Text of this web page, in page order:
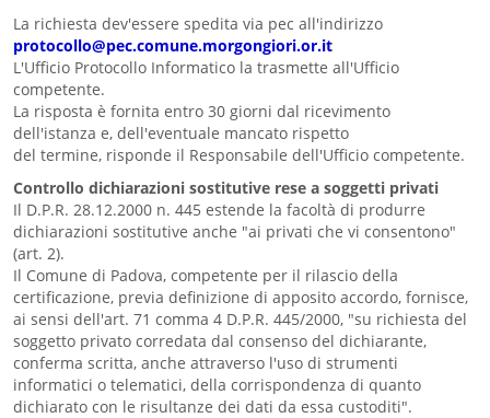
La richiesta dev'essere spedita via pec all'indirizzo
protocollo@pec.comune.morgongiori.or.it
L'Ufficio Protocollo Informatico la trasmette all'Ufficio
competente.
La risposta è fornita entro 30 giorni dal ricevimento
dell'istanza e, dell'eventuale mancato rispetto
del termine, risponde il Responsabile dell'Ufficio competente.
Controllo dichiarazioni sostitutive rese a soggetti privati
Il D.P.R. 28.12.2000 n. 445 estende la facoltà di produrre
dichiarazioni sostitutive anche "ai privati che vi consentono"
(art. 2).
Il Comune di Padova, competente per il rilascio della
certificazione, previa definizione di apposito accordo, fornisce,
ai sensi dell'art. 71 comma 4 D.P.R. 445/2000, "su richiesta del
soggetto privato corredata dal consenso del dichiarante,
conferma scritta, anche attraverso l'uso di strumenti
informatici o telematici, della corrispondenza di quanto
dichiarato con le risultanze dei dati da essa custoditi".